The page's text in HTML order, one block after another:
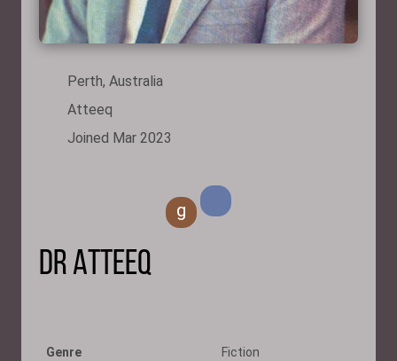
Perth, Australia
Atteeq
Joined Mar 2023
g
Dr Atteeq
Genre Fiction